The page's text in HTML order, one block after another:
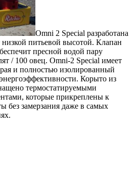
Omni 2 Special разработана
питьевой высотой. Клапан
пресной водой пару
/ 100 овец. Omni-2 Special имеет
и полностью изолированный
Корыто из
термостатируемыми
которые прикреплены к
без замерзания даже в самых